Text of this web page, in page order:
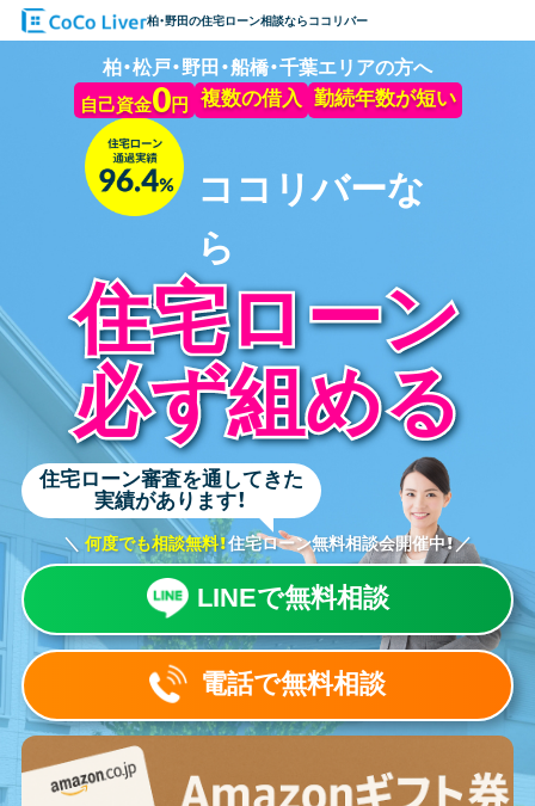
柏・野田の住宅ローン相談ならココリバー
柏・松戸・野田・船橋・千葉エリアの方へ
自己資金0円 複数の借入 勤続年数が短い
ココリバーな
ら
住宅ローン
必ず組める
住宅ローン
必ず組める
住宅ローン審査を通してきた
実績があります！
＼ 何度でも相談無料！住宅ローン無料相談会開催中！／
LINEで無料相談
電話で無料相談